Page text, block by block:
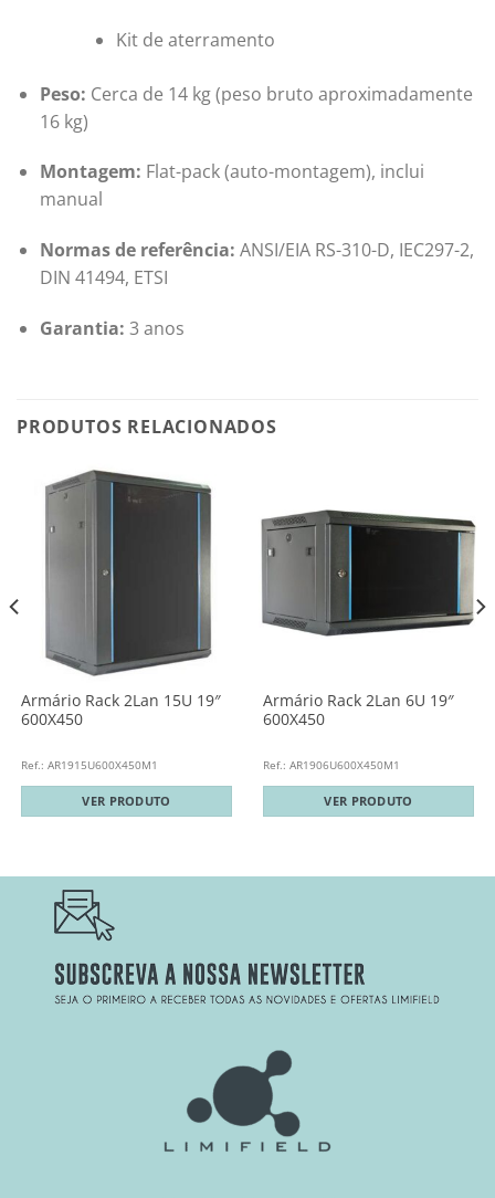
Kit de aterramento
Peso: Cerca de 14 kg (peso bruto aproximadamente
16 kg)
Montagem: Flat-pack (auto-montagem), inclui
manual
Normas de referência: ANSI/EIA RS-310-D, IEC297-2,
DIN 41494, ETSI
Garantia: 3 anos
PRODUTOS RELACIONADOS
Armário Rack 2Lan 15U 19″
600X450
Ref.: AR1915U600X450M1
VER PRODUTO
Armário Rack 2Lan 6U 19″
600X450
Ref.: AR1906U600X450M1
VER PRODUTO